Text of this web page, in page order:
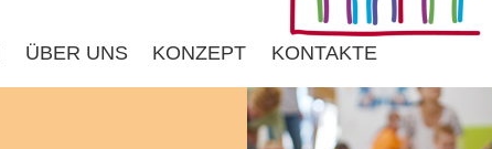
ÜBER UNS KONZEPT KONTAKTE